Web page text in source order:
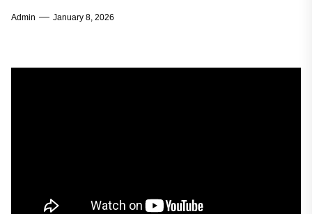
Admin January 8, 2026